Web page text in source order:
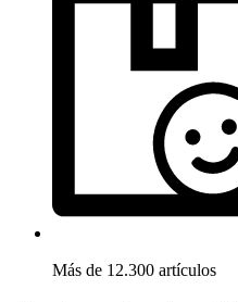
Más de 12.300 artículos